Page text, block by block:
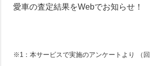
愛車の査定結果をWebでお知らせ！
※1：本サービスで実施のアンケートより （回